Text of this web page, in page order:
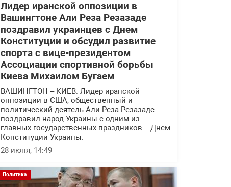
Лидер иранской оппозиции в
Вашингтоне Али Реза Резазаде
поздравил украинцев с Днем
Конституции и обсудил развитие
спорта с вице-президентом
Ассоциации спортивной борьбы
Киева Михаилом Бугаем
ВАШИНГТОН – КИЕВ. Лидер иранской
оппозиции в США, общественный и
политический деятель Али Реза Резазаде
поздравил народ Украины с одним из
главных государственных праздников – Днем
Конституции Украины.
28 июня, 14:49
Политика